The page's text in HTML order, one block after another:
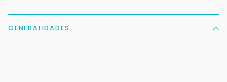
GENERALIDADES